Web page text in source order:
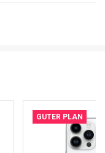
GUTER PLAN